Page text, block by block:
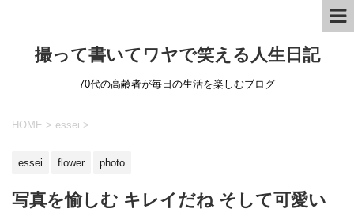
撮って書いてワヤで笑える人生日記
70代の高齢者が毎日の生活を楽しむブログ
HOME > essei >
essei flower photo
写真を愉しむ キレイだね そして可愛い